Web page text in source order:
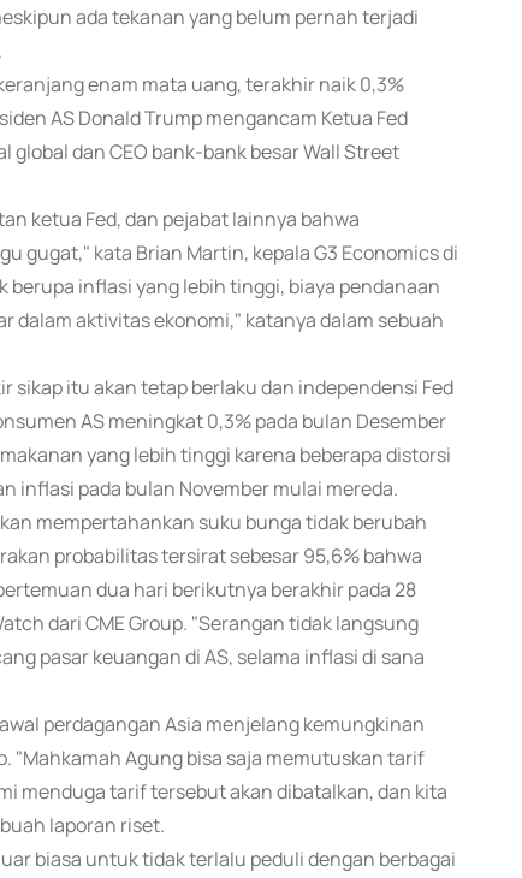
ada tekanan yang belum pernah terjadi
enam mata uang, terakhir naik 0,3%
AS Donald Trump mengancam Ketua Fed
global dan CEO bank-bank besar Wall Street
ketua Fed, dan pejabat lainnya bahwa
gugat," kata Brian Martin, kepala G3 Economics di
berupa inflasi yang lebih tinggi, biaya pendanaan
dalam aktivitas ekonomi," katanya dalam sebuah
itu akan tetap berlaku dan independensi Fed
AS meningkat 0,3% pada bulan Desember
yang lebih tinggi karena beberapa distorsi
pada bulan November mulai mereda.
mempertahankan suku bunga tidak berubah
probabilitas tersirat sebesar 95,6% bahwa
dua hari berikutnya berakhir pada 28
dari CME Group. "Serangan tidak langsung
pasar keuangan di AS, selama inflasi di sana
perdagangan Asia menjelang kemungkinan
"Mahkamah Agung bisa saja memutuskan tarif
menduga tarif tersebut akan dibatalkan, dan kita
laporan riset.
biasa untuk tidak terlalu peduli dengan berbagai